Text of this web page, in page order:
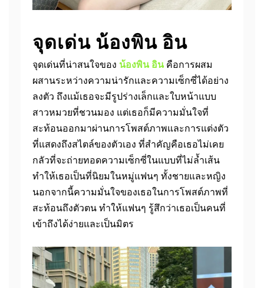
จุดเด่น น้องพิน อิน
จุดเด่นที่น่าสนใจของ น้องพิน อิน คือการผสม
ผสานระหว่างความน่ารักและความเซ็กซี่ได้อย่าง
ลงตัว ถึงแม้เธอจะมีรูปร่างเล็กและใบหน้าแบบ
สาวหมวยที่ชวนมอง แต่เธอก็มีความมั่นใจที่
สะท้อนออกมาผ่านการโพสต์ภาพและการแต่งตัว
ที่แสดงถึงสไตล์ของตัวเอง ที่สำคัญคือเธอไม่เคย
กลัวที่จะถ่ายทอดความเซ็กซี่ในแบบที่ไม่ล้ำเส้น
ทำให้เธอเป็นที่นิยมในหมู่แฟนๆ ทั้งชายและหญิง
นอกจากนี้ความมั่นใจของเธอในการโพสต์ภาพที่
สะท้อนถึงตัวตน ทำให้แฟนๆ รู้สึกว่าเธอเป็นคนที่
เข้าถึงได้ง่ายและเป็นมิตร